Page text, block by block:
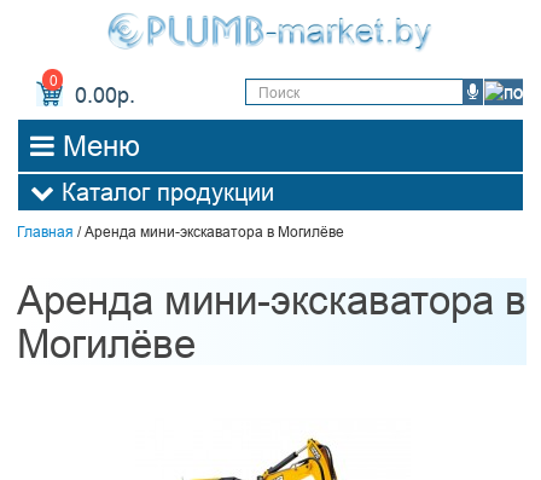
0
0.00р.
Меню
Каталог продукции
Главная / Аренда мини-экскаватора в Могилёве
Аренда мини-экскаватора в
Могилёве